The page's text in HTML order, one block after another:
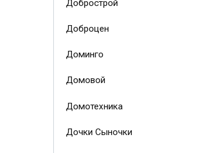
Добрострой
Доброцен
Доминго
Домовой
Домотехника
Дочки Сыночки